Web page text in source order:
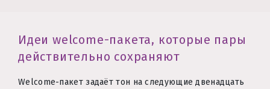
Идеи welcome-пакета, которые пары
действительно сохраняют
Welcome-пакет задаёт тон на следующие двенадцать